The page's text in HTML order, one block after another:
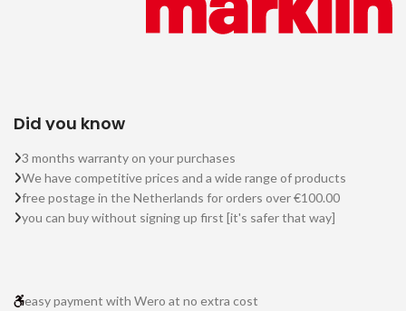
Did you know
3 months warranty on your purchases
We have competitive prices and a wide range of products
free postage in the Netherlands for orders over €100.00
you can buy without signing up first [it's safer that way]
easy payment with Wero at no extra cost